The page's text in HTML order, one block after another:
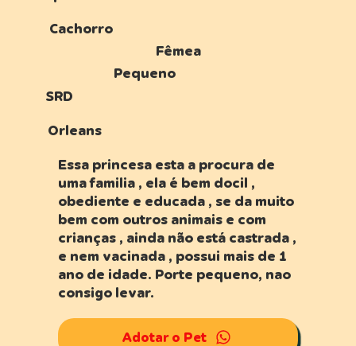
Cachorro
Fêmea
Pequeno
SRD
Essa princesa esta a procura de
uma familia , ela é bem docil ,
obediente e educada , se da muito
bem com outros animais e com
crianças , ainda não está castrada ,
e nem vacinada , possui mais de 1
ano de idade. Porte pequeno, nao
consigo levar.
Adotar o Pet
Orleans